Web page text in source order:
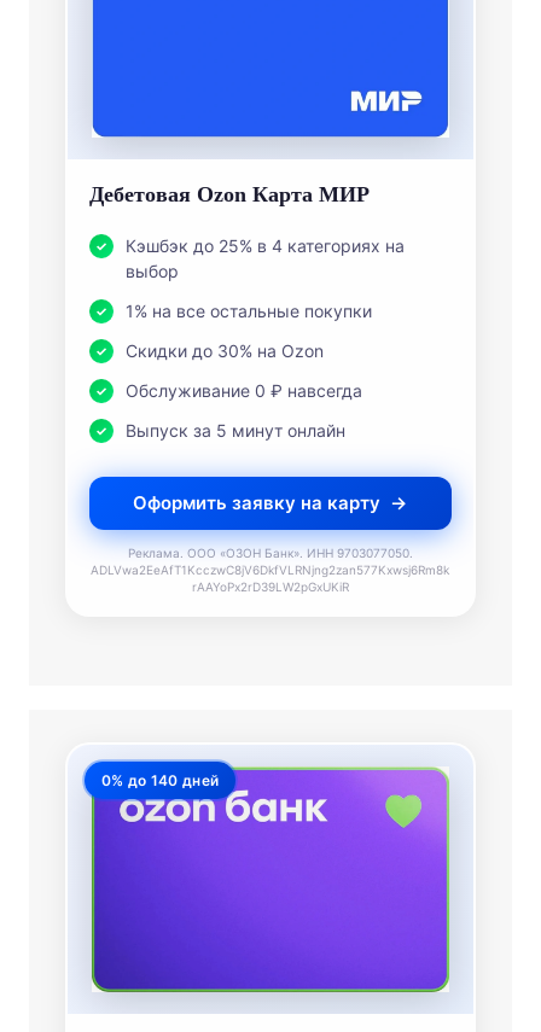
Дебетовая Ozon Карта МИР
Кэшбэк до 25% в 4 категориях на
выбор
1% на все остальные покупки
Скидки до 30% на Ozon
Обслуживание 0 ₽ навсегда
Выпуск за 5 минут онлайн
Оформить заявку на карту
Реклама. ООО «ОЗОН Банк». ИНН 9703077050.
ADLVwa2EeAfT1KcczwC8jV6DkfVLRNjng2zan577Kxwsj6Rm8k
rAAYoPx2rD39LW2pGxUKiR
0% до 140 дней